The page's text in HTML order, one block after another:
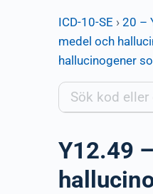
ICD-10-SE › 20 –
medel och
hallucinogener
Y12.49